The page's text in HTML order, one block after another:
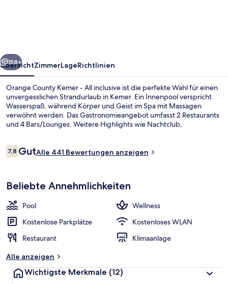
Weiter
158+
ÜbersichtZimmerLageRichtlinien
Orange County Kemer - All inclusive ist die perfekte Wahl für einen
unvergesslichen Strandurlaub in Kemer. Ein Innenpool verspricht
Wasserspaß, während Körper und Geist im Spa mit Massagen
verwöhnt werden. Das Gastronomieangebot umfasst 2 Restaurants
und 4 Bars/Lounges. Weitere Highlights wie Nachtclub,
Bewertungen
7,87,8 von 10.
GutAlle 441 Bewertungen anzeigen
Beliebte Annehmlichkeiten
Pool
Wellness
Kostenlose Parkplätze
Kostenloses WLAN
Restaurant
Klimaanlage
Alle anzeigen
Wichtigste Merkmale (12)